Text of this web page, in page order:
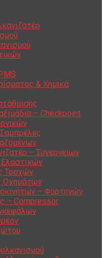
& Χημικά
– Checkpoint
– Συνεργείων
Ελαστικών
Τροχών
Οχημάτων
– Φορτηγών
– Compressor